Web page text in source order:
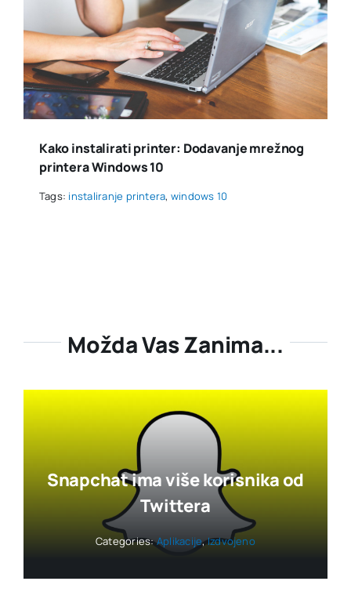
Kako instalirati printer: Dodavanje mrežnog
printera Windows 10
Tags: instaliranje printera, windows 10
Možda Vas Zanima...
Snapchat ima više korisnika od
Twittera
Categories:Aplikacije,Izdvojeno